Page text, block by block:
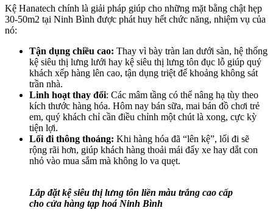
Kệ Hanatech chính là giải pháp giúp cho những mặt bằng chật hẹp
30-50m2 tại Ninh Bình được phát huy hết chức năng, nhiệm vụ của
nó:
Tận dụng chiều cao: Thay vì bày tràn lan dưới sàn, hệ thống
kệ siêu thị lưng lưới hay kệ siêu thị lưng tôn đục lỗ giúp quý
khách xếp hàng lên cao, tận dụng triệt để khoảng không sát
trần nhà.
Linh hoạt thay đổi: Các mâm tầng có thể nâng hạ tùy theo
kích thước hàng hóa. Hôm nay bán sữa, mai bán đồ chơi trẻ
em, quý khách chỉ cần điều chỉnh một chút là xong, cực kỳ
tiện lợi.
Lối đi thông thoáng: Khi hàng hóa đã “lên kệ”, lối đi sẽ
rộng rãi hơn, giúp khách hàng thoải mái đẩy xe hay dắt con
nhỏ vào mua sắm mà không lo va quẹt.
Lắp đặt kệ siêu thị lưng tôn liền màu trắng cao cấp
cho cửa hàng tạp hoá Ninh Bình